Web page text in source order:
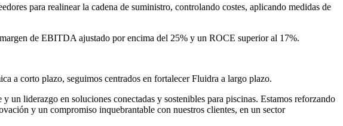
para realinear la cadena de suministro, controlando costes, aplicando medidas de
de EBITDA ajustado por encima del 25% y un ROCE superior al 17%.
a corto plazo, seguimos centrados en fortalecer Fluidra a largo plazo.
liderazgo en soluciones conectadas y sostenibles para piscinas. Estamos reforzando
y un compromiso inquebrantable con nuestros clientes, en un sector